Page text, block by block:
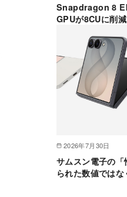
Snapdragon 8
GPUが8CUに削
2026年7月30日
サムスン電子の「
られた数値では